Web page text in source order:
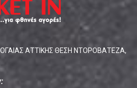
ΑΤΤΙΚΗΣ ΘΕΣΗ ΝΤΟΡΟΒΑΤΕΖΑ,